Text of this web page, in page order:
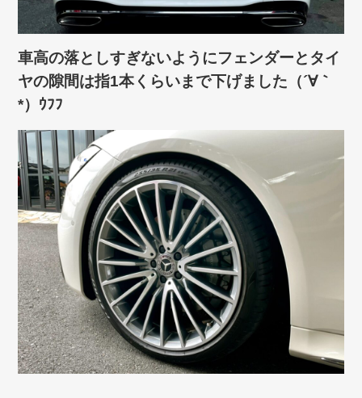
車高の落としすぎないようにフェンダーとタイ
ヤの隙間は指1本くらいまで下げました（´∀｀
*）ｳﾌﾌ